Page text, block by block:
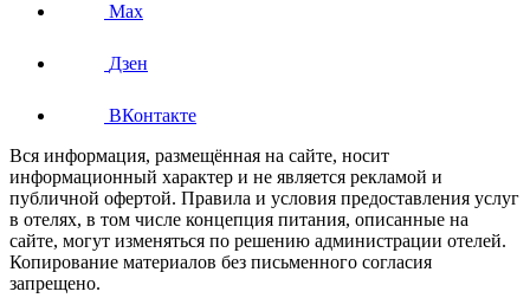
Max
Дзен
ВКонтакте
Вся информация, размещённая на сайте, носит
информационный характер и не является рекламой и
публичной офертой. Правила и условия предоставления услуг
в отелях, в том числе концепция питания, описанные на
сайте, могут изменяться по решению администрации отелей.
Копирование материалов без письменного согласия
запрещено.